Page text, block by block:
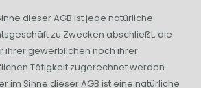
dieser AGB ist jede natürliche
zu Zwecken abschließt, die
gewerblichen noch ihrer
Tätigkeit zugerechnet werden
im Sinne dieser AGB ist eine natürliche